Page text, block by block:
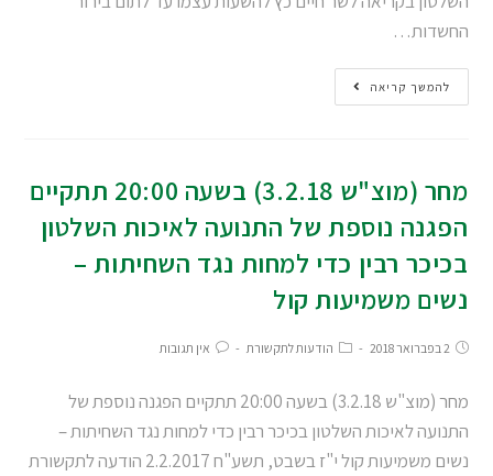
החשדות…
להמשך קריאה
מחר (מוצ"ש 3.2.18) בשעה 20:00 תתקיים
הפגנה נוספת של התנועה לאיכות השלטון
בכיכר רבין כדי למחות נגד השחיתות –
נשים משמיעות קול
2 בפברואר 2018 הודעות לתקשורת אין תגובות
מחר (מוצ"ש 3.2.18) בשעה 20:00 תתקיים הפגנה נוספת של
התנועה לאיכות השלטון בכיכר רבין כדי למחות נגד השחיתות –
נשים משמיעות קול י"ז בשבט, תשע"ח 2.2.2017 הודעה לתקשורת